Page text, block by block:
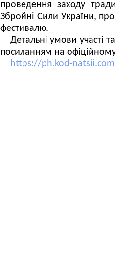
проведення заходу
Збройні Сили України,
фестивалю.
Детальні умови участі
посиланням на
https://ph.kod-